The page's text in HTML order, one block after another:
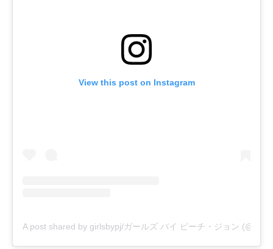
View this post on Instagram
A post shared by girlsbypj/ガールズ バイ ピーチ・ジョン